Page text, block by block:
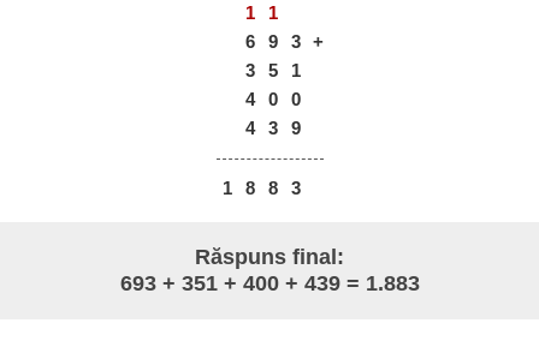
1
1
6
9 3
+
3
5
1
4
0
0
4
3 9
1 8 8 3
Răspuns final:
693 + 351 + 400 + 439 = 1.883